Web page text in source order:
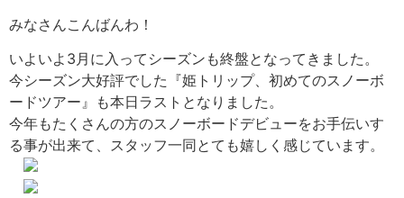
みなさんこんばんわ！
いよいよ3月に入ってシーズンも終盤となってきました。
今シーズン大好評でした『姫トリップ、初めてのスノーボ
ードツアー』も本日ラストとなりました。
今年もたくさんの方のスノーボードデビューをお手伝いす
る事が出来て、スタッフ一同とても嬉しく感じています。